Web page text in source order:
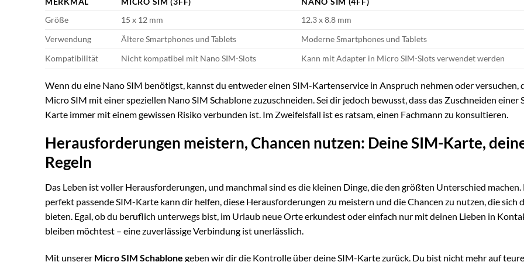
Größe
15 x 12 mm
12.3 x 8.8 mm
Verwendung
Ältere Smartphones und Tablets
Moderne Smartphones und Tablets
Kompatibilität
Nicht kompatibel mit Nano SIM-Slots Kann mit Adapter in Micro SIM-Slots verwendet werden
Wenn du eine Nano SIM benötigst, kannst du entweder einen SIM-Kartenservice in Anspruch nehmen oder versuchen,
Micro SIM mit einer speziellen Nano SIM Schablone zuzuschneiden. Sei dir jedoch bewusst, dass das Zuschneiden einer
Karte immer mit einem gewissen Risiko verbunden ist. Im Zweifelsfall ist es ratsam, einen Fachmann zu konsultieren.
Herausforderungen meistern, Chancen nutzen: Deine SIM-Karte,
Regeln
Das Leben ist voller Herausforderungen, und manchmal sind es die kleinen Dinge, die den größten Unterschied machen.
perfekt passende SIM-Karte kann dir helfen, diese Herausforderungen zu meistern und die Chancen zu nutzen, die sich
bieten. Egal, ob du beruflich unterwegs bist, im Urlaub neue Orte erkundest oder einfach nur mit deinen Lieben in
bleiben möchtest – eine zuverlässige Verbindung ist unerlässlich.
Mit unserer Micro SIM Schablone geben wir dir die Kontrolle über deine SIM-Karte zurück. Du bist nicht mehr auf teure